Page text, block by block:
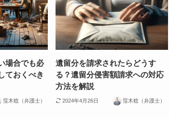
場合でも必
ておくべき
窪木稔（弁護士）
遺留分を請求されたらどうす
る？遺留分侵害額請求への対応
方法を解説
2024年4月26日 窪木稔（弁護士）